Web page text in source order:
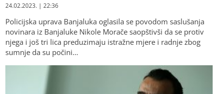
24.02.2023. | 22:36
Policijska uprava Banjaluka oglasila se povodom saslušanja
novinara iz Banjaluke Nikole Morače saopštivši da se protiv
njega i još tri lica preduzimaju istražne mjere i radnje zbog
sumnje da su počini…